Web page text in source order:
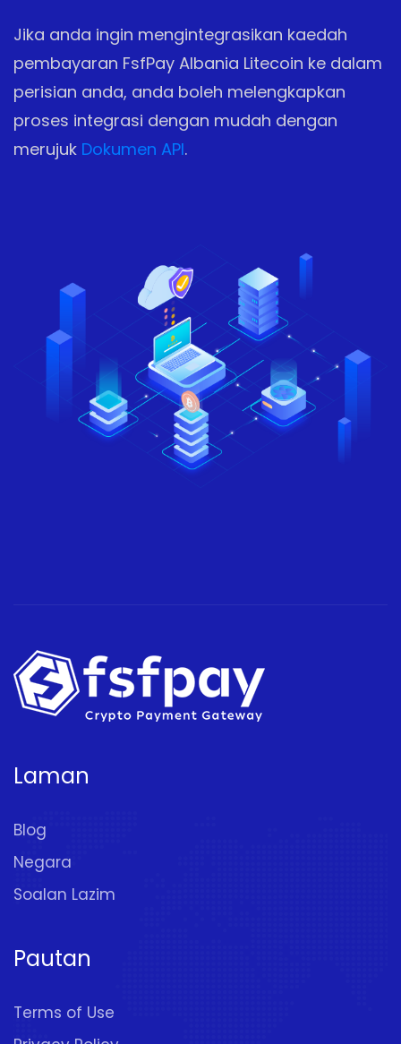
Jika anda ingin mengintegrasikan kaedah
pembayaran FsfPay Albania Litecoin ke dalam
perisian anda, anda boleh melengkapkan
proses integrasi dengan mudah dengan
merujuk Dokumen API.
Laman
Blog
Negara
Soalan Lazim
Pautan
Terms of Use